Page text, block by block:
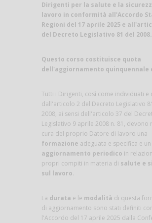
Dirigenti per la salute e la
lavoro in conformità all'Accordo
Regioni del 17 aprile 2025 e
del Decreto Legislativo 81 del 2008.
Questo corso costituisce quota
dell'aggiornamento quinquennale
Tutti i Dirigenti, così come individuati e
dall'articolo 2 del Decreto Legislativo
2008, ai sensi dell'articolo 37 del
Legislativo 9 aprile 2008 n. 81, devono
cura del proprio Datore di lavoro una
formazione adeguata e specifica e un
aggiornamento periodico in
propri compiti in materia di salute e
sul lavoro.
La durata e le modalità di questa
di aggiornamento sono stati definiti
l'Accordo del 17 aprile 2025 dalla